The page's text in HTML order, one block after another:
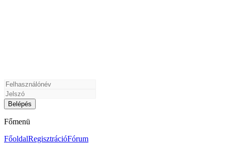
Főmenü
FőoldalRegisztrációFórum